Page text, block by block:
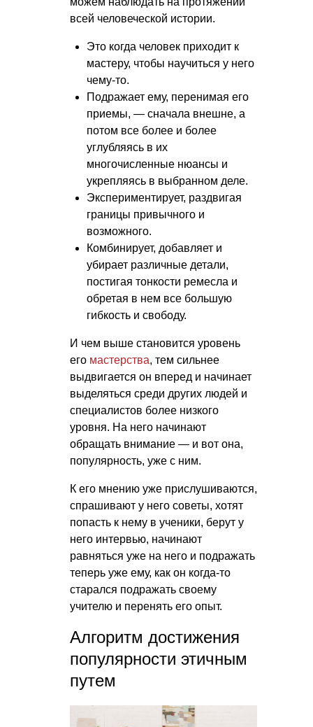
всей человеческой истории.
Это когда человек приходит к
мастеру, чтобы научиться у него
чему-то.
Подражает ему, перенимая его
приемы, — сначала внешне, а
потом все более и более
углубляясь в их
многочисленные нюансы и
укрепляясь в выбранном деле.
Экспериментирует, раздвигая
границы привычного и
возможного.
Комбинирует, добавляет и
убирает различные детали,
постигая тонкости ремесла и
обретая в нем все большую
гибкость и свободу.
И чем выше становится уровень
его мастерства, тем сильнее
выдвигается он вперед и начинает
выделяться среди других людей и
специалистов более низкого
уровня. На него начинают
обращать внимание — и вот она,
популярность, уже с ним.
К его мнению уже прислушиваются,
спрашивают у него советы, хотят
попасть к нему в ученики, берут у
него интервью, начинают
равняться уже на него и подражать
теперь уже ему, как он когда-то
старался подражать своему
учителю и перенять его опыт.
Алгоритм достижения
популярности этичным
путем